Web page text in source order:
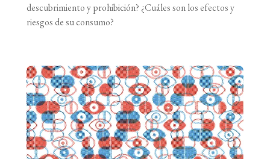
descubrimiento y prohibición? ¿Cuáles son los efectos y
riesgos de su consumo?